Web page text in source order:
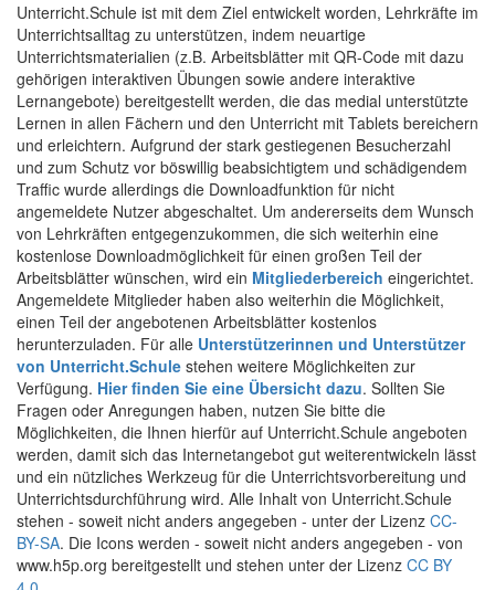
Unterricht.Schule ist mit dem Ziel entwickelt worden, Lehrkräfte im
Unterrichtsalltag zu unterstützen, indem neuartige
Unterrichtsmaterialien (z.B. Arbeitsblätter mit QR-Code mit dazu
gehörigen interaktiven Übungen sowie andere interaktive
Lernangebote) bereitgestellt werden, die das medial unterstützte
Lernen in allen Fächern und den Unterricht mit Tablets bereichern
und erleichtern. Aufgrund der stark gestiegenen Besucherzahl
und zum Schutz vor böswillig beabsichtigtem und schädigendem
Traffic wurde allerdings die Downloadfunktion für nicht
angemeldete Nutzer abgeschaltet. Um andererseits dem Wunsch
von Lehrkräften entgegenzukommen, die sich weiterhin eine
kostenlose Downloadmöglichkeit für einen großen Teil der
Arbeitsblätter wünschen, wird ein Mitgliederbereich eingerichtet.
Angemeldete Mitglieder haben also weiterhin die Möglichkeit,
einen Teil der angebotenen Arbeitsblätter kostenlos
herunterzuladen. Für alle Unterstützerinnen und Unterstützer
von Unterricht.Schule stehen weitere Möglichkeiten zur
Verfügung. Hier finden Sie eine Übersicht dazu. Sollten Sie
Fragen oder Anregungen haben, nutzen Sie bitte die
Möglichkeiten, die Ihnen hierfür auf Unterricht.Schule angeboten
werden, damit sich das Internetangebot gut weiterentwickeln lässt
und ein nützliches Werkzeug für die Unterrichtsvorbereitung und
Unterrichtsdurchführung wird. Alle Inhalt von Unterricht.Schule
stehen - soweit nicht anders angegeben - unter der Lizenz CC-
BY-SA. Die Icons werden - soweit nicht anders angegeben - von
www.h5p.org bereitgestellt und stehen unter der Lizenz CC BY